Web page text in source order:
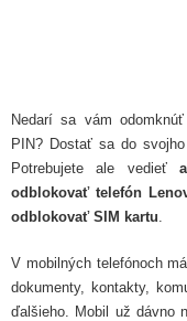
Nedarí sa vám
PIN? Dostať sa do
Potrebujete ale vedieť
odblokovať telefón
odblokovať SIM kartu.
V mobilných telefónoch
dokumenty, kontakty,
ďalšieho. Mobil už dávno